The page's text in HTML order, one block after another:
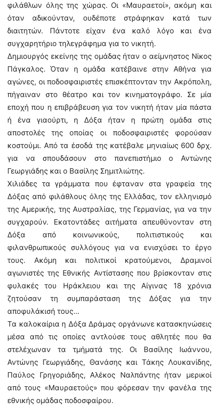
φιλάθλων όλης της χώρας. Οι «Μαυραετοί», ακόμη και
όταν αδικούνταν, ουδέποτε στράφηκαν κατά των
διαιτητών. Πάντοτε είχαν ένα καλό λόγο και ένα
συγχαρητήριο τηλεγράφημα για το νικητή.
Δημιουργός εκείνης της ομάδας ήταν ο αείμνηστος Νίκος
Πάγκαλος. Όταν η ομάδα κατέβαινε στην Αθήνα για
αγώνες, οι ποδοσφαιριστές επισκέπτονταν την Ακρόπολη,
πήγαιναν στο θέατρο και τον κινηματογράφο. Σε μία
εποχή που η επιβράβευση για τον νικητή ήταν μία πάστα
ή ένα γιαούρτι, η Δόξα ήταν η πρώτη ομάδα στις
αποστολές της οποίας οι ποδοσφαιριστές φορούσαν
κοστούμι. Από τα έσοδά της κατέβαλε μηνιαίως 600 δρχ.
για να σπουδάσουν στο πανεπιστήμιο ο Αντώνης
Γεωργιάδης και ο Βασίλης Σημιτλιώτης.
Χιλιάδες τα γράμματα που έφταναν στα γραφεία της
Δόξας από φιλάθλους όλης της Ελλάδας, τον ελληνισμό
της Αμερικής, της Αυστραλίας, της Γερμανίας, για να την
συγχαρούν. Εκατοντάδες αιτήματα απευθύνονταν στη
Δόξα από κοινωνικούς, πολιτιστικούς και
φιλανθρωπικούς συλλόγους για να ενισχύσει το έργο
τους. Ακόμη και πολιτικοί κρατούμενοι, Δραμινοί
αγωνιστές της Εθνικής Αντίστασης που βρίσκονταν στις
φυλακές του Ηράκλειου και της Αίγινας 18 χρόνια
ζητούσαν τη συμπαράσταση της Δόξας για την
αποφυλάκισή τους…
Τα καλοκαίρια η Δόξα Δράμας οργάνωνε κατασκηνώσεις
μέσα από τις οποίες αντλούσε τους αθλητές που θα
στελέχωναν τα τμήματά της. Οι Βασίλης Ιωάννου,
Αντώνης Γεωργιάδης, Θανάσης και Τάκης Λουκανίδης,
Παύλος Γρηγοριάδης, Αλέκος Ναλπάντης ήταν μερικοί
από τους «Μαυραετούς» που φόρεσαν την φανέλα της
εθνικής ομάδας ποδοσφαίρου.